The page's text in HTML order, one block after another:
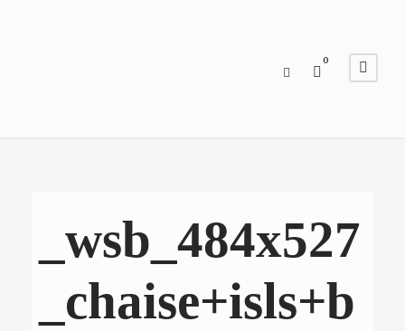
0
_wsb_484x527
_chaise+isls+b